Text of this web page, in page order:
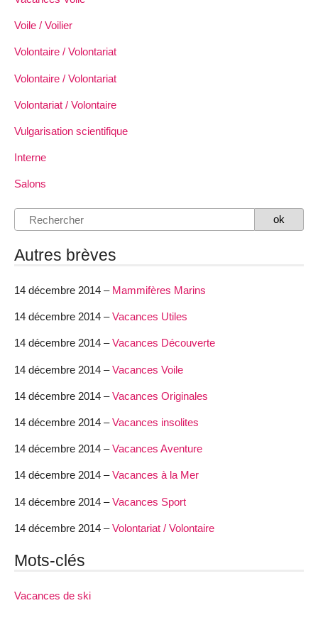
Voile / Voilier
Volontaire / Volontariat
Volontaire / Volontariat
Volontariat / Volontaire
Vulgarisation scientifique
Interne
Salons
Autres brèves
14 décembre 2014 – Mammifères Marins
14 décembre 2014 –Vacances Utiles
14 décembre 2014 –Vacances Découverte
14 décembre 2014 –Vacances Voile
14 décembre 2014 –Vacances Originales
14 décembre 2014 –Vacances insolites
14 décembre 2014 –Vacances Aventure
14 décembre 2014 –Vacances à la Mer
14 décembre 2014 –Vacances Sport
14 décembre 2014 –Volontariat / Volontaire
Mots-clés
Vacances de ski